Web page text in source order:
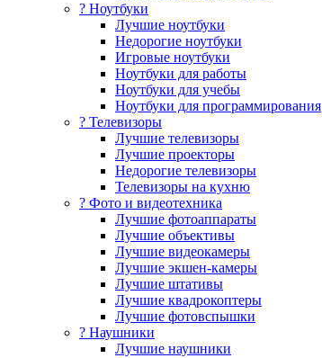
? Ноутбуки
Лучшие ноутбуки
Недорогие ноутбуки
Игровые ноутбуки
Ноутбуки для работы
Ноутбуки для учебы
Ноутбуки для программирования
? Телевизоры
Лучшие телевизоры
Лучшие проекторы
Недорогие телевизоры
Телевизоры на кухню
? Фото и видеотехника
Лучшие фотоаппараты
Лучшие объективы
Лучшие видеокамеры
Лучшие экшен-камеры
Лучшие штативы
Лучшие квадрокоптеры
Лучшие фотовспышки
? Наушники
Лучшие наушники